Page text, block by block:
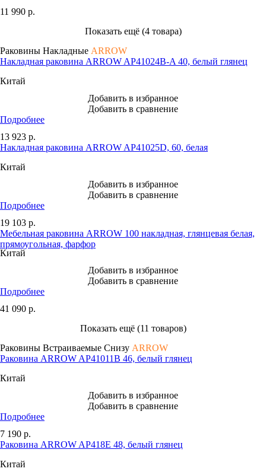
11 990 р.
Показать ещё (4 товара)
Раковины Накладные ARROW
Накладная раковина ARROW AP41024B-A 40, белый глянец
Китай
Добавить в избранное
Добавить в сравнение
Подробнее
13 923 р.
Накладная раковина ARROW AP41025D, 60, белая
Китай
Добавить в избранное
Добавить в сравнение
Подробнее
19 103 р.
Мебельная раковина ARROW 100 накладная, глянцевая белая,
прямоугольная, фарфор
Китай
Добавить в избранное
Добавить в сравнение
Подробнее
41 090 р.
Показать ещё (11 товаров)
Раковины Встраиваемые Снизу ARROW
Раковина ARROW AP41011B 46, белый глянец
Китай
Добавить в избранное
Добавить в сравнение
Подробнее
7 190 р.
Раковина ARROW AP418E 48, белый глянец
Китай